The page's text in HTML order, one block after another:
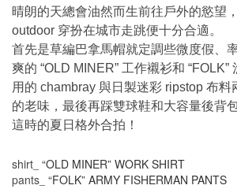
晴朗的天總會油然而生前往戶外的慾望
outdoor 穿扮在城市走跳便十分合適。
首先是草編巴拿馬帽就定調些微度假、
爽的 “OLD MINER” 工作襯衫和 “FOLK”
用的 chambray 與日製迷彩 ripstop 布料
的老味，最後再踩雙球鞋和大容量後背
這時的夏日格外合拍！
shirt “OLD MINER” WORK SHIRT
pants “FOLK” ARMY FISHERMAN PANTS